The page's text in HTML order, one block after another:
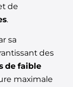
de
.
sa
des
de faible
maximale